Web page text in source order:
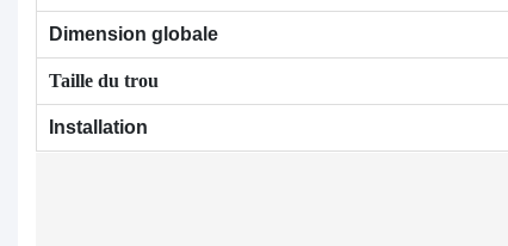
Dimension globale
Taille du trou
Installation